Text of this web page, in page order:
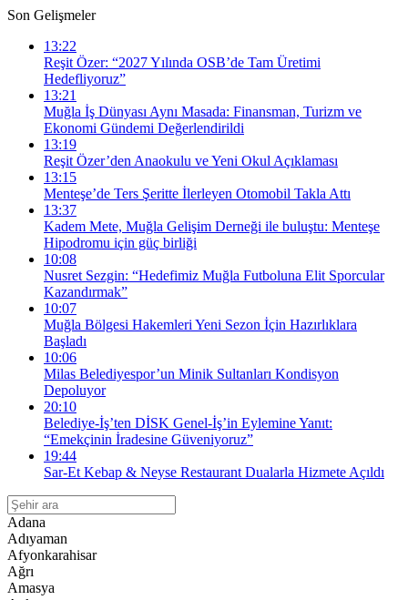
Son Gelişmeler
13:22
Reşit Özer: “2027 Yılında OSB’de Tam Üretimi
Hedefliyoruz”
13:21
Muğla İş Dünyası Aynı Masada: Finansman, Turizm ve
Ekonomi Gündemi Değerlendirildi
13:19
Reşit Özer’den Anaokulu ve Yeni Okul Açıklaması
13:15
Menteşe’de Ters Şeritte İlerleyen Otomobil Takla Attı
13:37
Kadem Mete, Muğla Gelişim Derneği ile buluştu: Menteşe
Hipodromu için güç birliği
10:08
Nusret Sezgin: “Hedefimiz Muğla Futboluna Elit Sporcular
Kazandırmak”
10:07
Muğla Bölgesi Hakemleri Yeni Sezon İçin Hazırlıklara
Başladı
10:06
Milas Belediyespor’un Minik Sultanları Kondisyon
Depoluyor
20:10
Belediye-İş’ten DİSK Genel-İş’in Eylemine Yanıt:
“Emekçinin İradesine Güveniyoruz”
19:44
Sar-Et Kebap & Neyse Restaurant Dualarla Hizmete Açıldı
Adana
Adıyaman
Afyonkarahisar
Ağrı
Amasya